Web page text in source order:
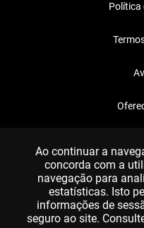
Política
Ao continuar a
concorda com a
navegação para
estatísticas. Isto
informações de
seguro ao site.